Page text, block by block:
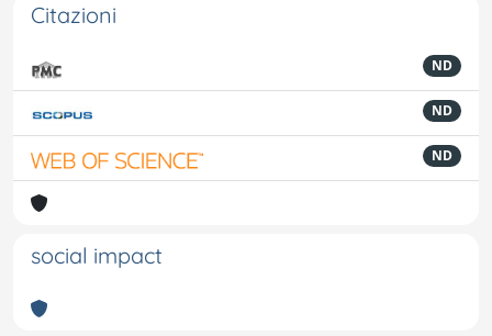
Citazioni
ND
ND
ND
social impact